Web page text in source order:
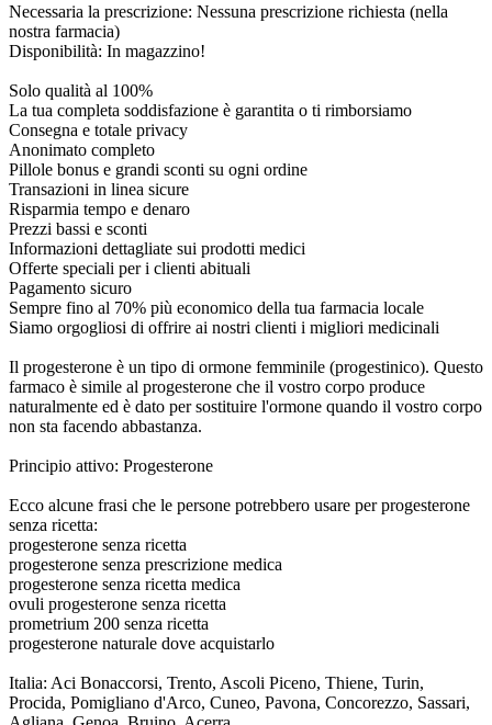
Necessaria la prescrizione: Nessuna prescrizione richiesta (nella
nostra farmacia)
Disponibilità: In magazzino!
Solo qualità al 100%
La tua completa soddisfazione è garantita o ti rimborsiamo
Consegna e totale privacy
Anonimato completo
Pillole bonus e grandi sconti su ogni ordine
Transazioni in linea sicure
Risparmia tempo e denaro
Prezzi bassi e sconti
Informazioni dettagliate sui prodotti medici
Offerte speciali per i clienti abituali
Pagamento sicuro
Sempre fino al 70% più economico della tua farmacia locale
Siamo orgogliosi di offrire ai nostri clienti i migliori medicinali
Il progesterone è un tipo di ormone femminile (progestinico). Questo
farmaco è simile al progesterone che il vostro corpo produce
naturalmente ed è dato per sostituire l'ormone quando il vostro corpo
non sta facendo abbastanza.
Principio attivo: Progesterone
Ecco alcune frasi che le persone potrebbero usare per progesterone
senza ricetta:
progesterone senza ricetta
progesterone senza prescrizione medica
progesterone senza ricetta medica
ovuli progesterone senza ricetta
prometrium 200 senza ricetta
progesterone naturale dove acquistarlo
Italia: Aci Bonaccorsi, Trento, Ascoli Piceno, Thiene, Turin,
Procida, Pomigliano d'Arco, Cuneo, Pavona, Concorezzo, Sassari,